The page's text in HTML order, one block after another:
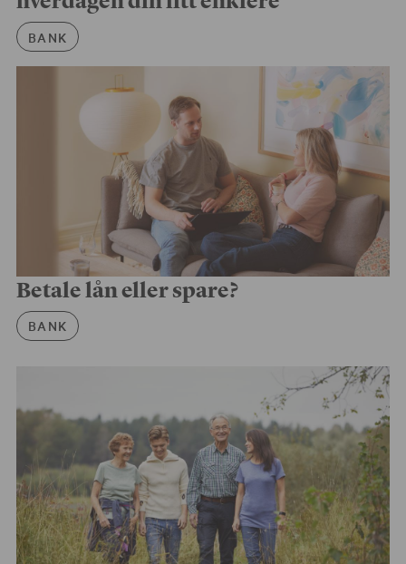
BANK Artikkelkategori
Betale lån eller spare?
BANK Artikkelkategori